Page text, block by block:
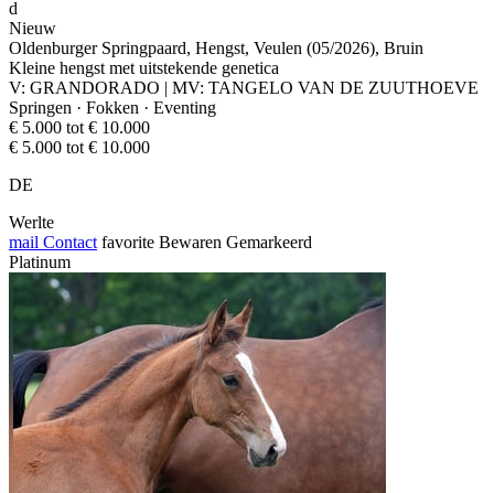
d
Nieuw
Oldenburger Springpaard, Hengst, Veulen (05/2026), Bruin
Kleine hengst met uitstekende genetica
V: GRANDORADO | MV: TANGELO VAN DE ZUUTHOEVE
Springen · Fokken · Eventing
€ 5.000 tot € 10.000
€ 5.000 tot € 10.000
DE
Werlte
mail Contact favorite Bewaren Gemarkeerd
Platinum